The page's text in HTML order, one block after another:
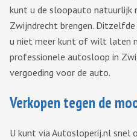
kunt u de sloopauto natuurlijk
Zwijndrecht brengen.
u niet meer kunt of wilt laten
professionele autosloop in
vergoeding voor de auto.
Verkopen tegen de
U kunt via Autosloperij.nl snel